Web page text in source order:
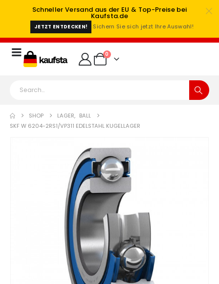
Schneller Versand aus der EU & Top-Preise bei
Kaufsta.de
JETZT ENTDECKEN! Sichern Sie sich jetzt Ihre Auswahl!
0
SHOP LAGER, BALL
SKF W 6204-2RS1/VP311 EDELSTAHL KUGELLAGER